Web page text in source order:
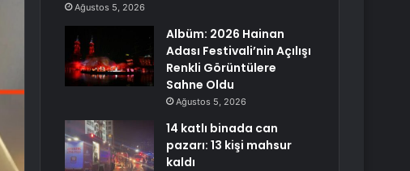
Ağustos 5, 2026
Albüm: 2026 Hainan
Adası Festivali’nin Açılışı
Renkli Görüntülere
Sahne Oldu
Ağustos 5, 2026
14 katlı binada can
pazarı: 13 kişi mahsur
kaldı